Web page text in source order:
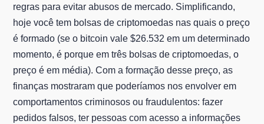
regras para evitar abusos de mercado. Simplificando,
hoje você tem bolsas de criptomoedas nas quais o preço
é formado (se o bitcoin vale $26.532 em um determinado
momento, é porque em três bolsas de criptomoedas, o
preço é em média). Com a formação desse preço, as
finanças mostraram que poderíamos nos envolver em
comportamentos criminosos ou fraudulentos: fazer
pedidos falsos, ter pessoas com acesso a informações